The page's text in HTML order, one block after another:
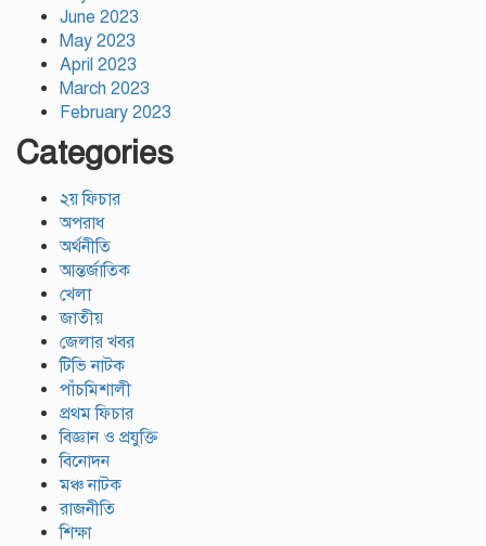
June 2023
May 2023
April 2023
March 2023
February 2023
Categories
২য় ফিচার
অপরাধ
অর্থনীতি
আন্তর্জাতিক
খেলা
জাতীয়
জেলার খবর
টিভি নাটক
পাঁচমিশালী
প্রথম ফিচার
বিজ্ঞান ও প্রযুক্তি
বিনোদন
মঞ্চ নাটক
রাজনীতি
শিক্ষা